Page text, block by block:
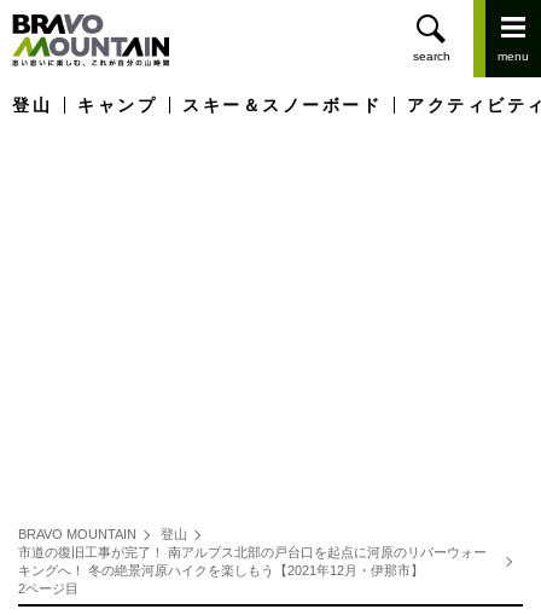
登山 キャンプ スキー＆スノーボード アクティビテ
BRAVO MOUNTAIN
登山
市道の復旧工事が完了！ 南アルプス北部の戸台口を起点に河原のリバーウォー
キングへ！ 冬の絶景河原ハイクを楽しもう【2021年12月・伊那市】
2ページ目